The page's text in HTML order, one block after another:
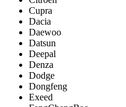
Cupra
Dacia
Daewoo
Datsun
Deepal
Denza
Dodge
Dongfeng
Exeed